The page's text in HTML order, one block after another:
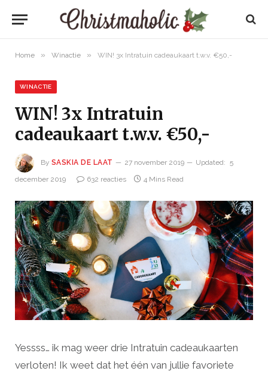
Home » Winactie » WIN! 3x Intratuin cadeaukaart t.w.v. €50,-
WINACTIE
WIN! 3x Intratuin
cadeaukaart t.w.v. €50,-
By SASKIA DE LAAT 27 november 2019 Updated: 5
december 2019
632 reacties 4 Mins Read
Yessss… ik mag weer drie Intratuin cadeaukaarten
verloten! Ik weet dat het één van jullie favoriete